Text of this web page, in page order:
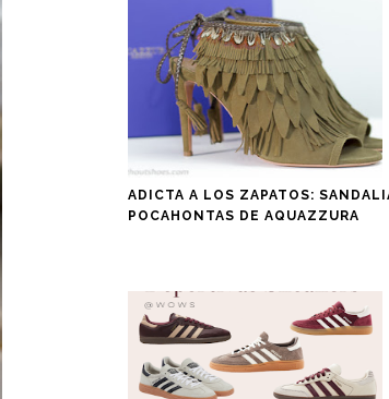
ADICTA A LOS ZAPATOS:
POCAHONTAS DE AQUAZZURA